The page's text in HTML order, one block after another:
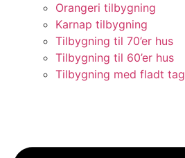
Orangeri tilbygning
Karnap tilbygning
Tilbygning til 70’er hus
Tilbygning til 60’er hus
Tilbygning med fladt tag